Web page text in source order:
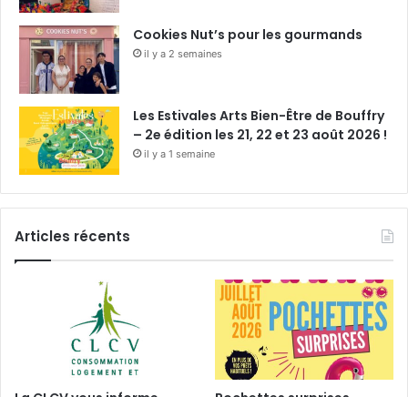
Cookies Nut’s pour les gourmands
il y a 2 semaines
Les Estivales Arts Bien-Être de Bouffry
– 2e édition les 21, 22 et 23 août 2026 !
il y a 1 semaine
Articles récents